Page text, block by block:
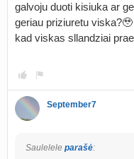
galvoju duoti kisiuka ar
geriau priziuretu
kad viskas sllandziai
September7
Saulelele parašė: